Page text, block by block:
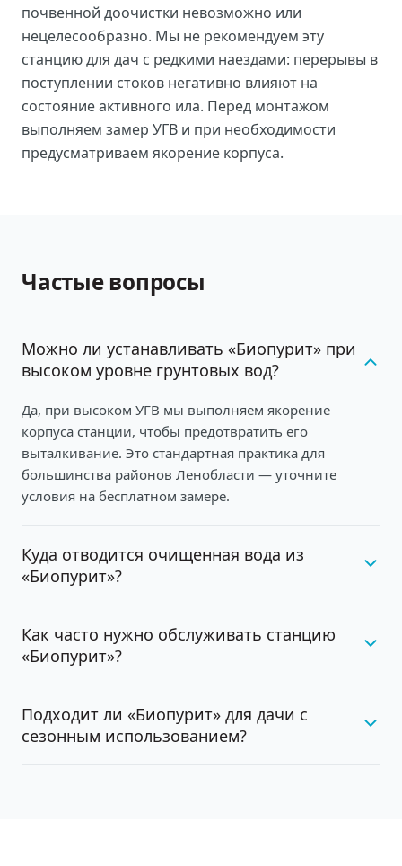
почвенной доочистки невозможно или
нецелесообразно. Мы не рекомендуем эту
станцию для дач с редкими наездами: перерывы в
поступлении стоков негативно влияют на
состояние активного ила. Перед монтажом
выполняем замер УГВ и при необходимости
предусматриваем якорение корпуса.
Частые вопросы
Можно ли устанавливать «Биопурит» при
высоком уровне грунтовых вод?
Да, при высоком УГВ мы выполняем якорение
корпуса станции, чтобы предотвратить его
выталкивание. Это стандартная практика для
большинства районов Ленобласти — уточните
условия на бесплатном замере.
Куда отводится очищенная вода из
«Биопурит»?
Как часто нужно обслуживать станцию
«Биопурит»?
Подходит ли «Биопурит» для дачи с
сезонным использованием?